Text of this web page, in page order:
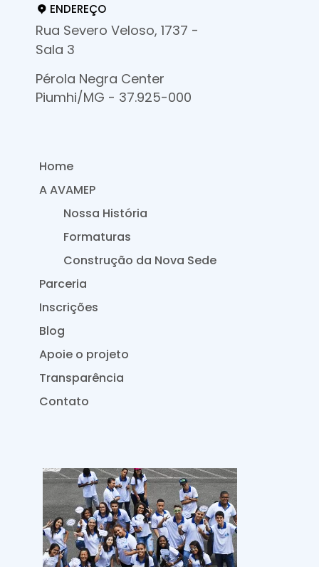
ENDEREÇO
Rua Severo Veloso, 1737 -
Sala 3
Pérola Negra Center
Piumhi/MG - 37.925-000
Home
A AVAMEP
Nossa História
Formaturas
Construção da Nova Sede
Parceria
Inscrições
Blog
Apoie o projeto
Transparência
Contato